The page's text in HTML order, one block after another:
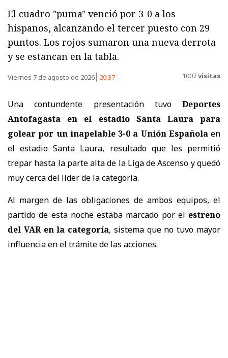
El cuadro "puma" venció por 3-0 a los
hispanos, alcanzando el tercer puesto con 29
puntos. Los rojos sumaron una nueva derrota
y se estancan en la tabla.
Viernes 7 de agosto de 2026 20:37 1007visitas
Una contundente presentación tuvo Deportes
Antofagasta en el estadio Santa Laura para
golear por un inapelable 3-0 a Unión Españolaen
el estadio Santa Laura, resultado que les permitió
trepar hasta la parte alta de la Liga de Ascenso y quedó
muy cerca del líder de la categoría.
Al margen de las obligaciones de ambos equipos, el
partido de esta noche estaba marcado por el estreno
del VAR en la categoría, sistema que no tuvo mayor
influencia en el trámite de las acciones.